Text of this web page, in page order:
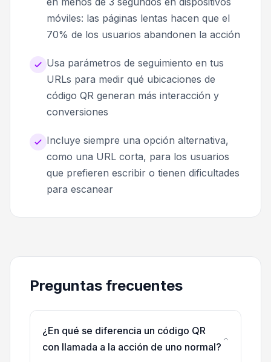
móviles: las páginas lentas hacen que el
70% de los usuarios abandonen la acción
Usa parámetros de seguimiento en tus
URLs para medir qué ubicaciones de
código QR generan más interacción y
conversiones
Incluye siempre una opción alternativa,
como una URL corta, para los usuarios
que prefieren escribir o tienen dificultades
para escanear
Preguntas frecuentes
¿En qué se diferencia un código QR
con llamada a la acción de uno normal?